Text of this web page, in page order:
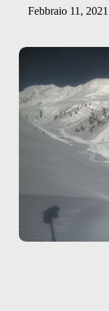
Febbraio 11, 2021